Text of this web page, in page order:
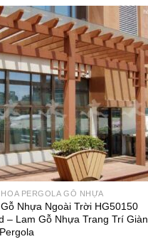
PERGOLA GỖ NHỰA
Nhựa Ngoài Trời HG50150
– Lam Gỗ Nhựa Trang Trí Giàn